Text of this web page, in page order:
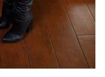
в соцсетях: Viva!